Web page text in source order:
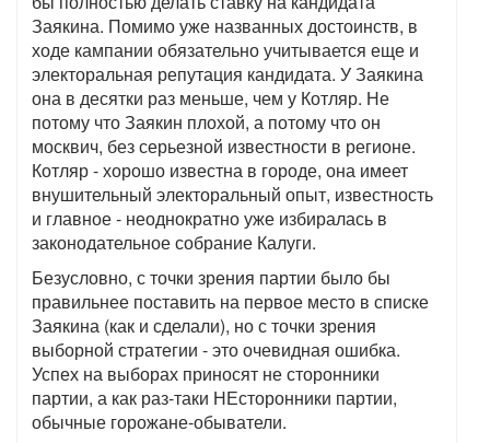
Заякина. Помимо уже названных достоинств, в
ходе кампании обязательно учитывается еще и
электоральная репутация кандидата. У Заякина
она в десятки раз меньше, чем у Котляр. Не
потому что Заякин плохой, а потому что он
москвич, без серьезной известности в регионе.
Котляр - хорошо известна в городе, она имеет
внушительный электоральный опыт, известность
и главное - неоднократно уже избиралась в
законодательное собрание Калуги.
Безусловно, с точки зрения партии было бы
правильнее поставить на первое место в списке
Заякина (как и сделали), но с точки зрения
выборной стратегии - это очевидная ошибка.
Успех на выборах приносят не сторонники
партии, а как раз-таки НЕсторонники партии,
обычные горожане-обыватели.